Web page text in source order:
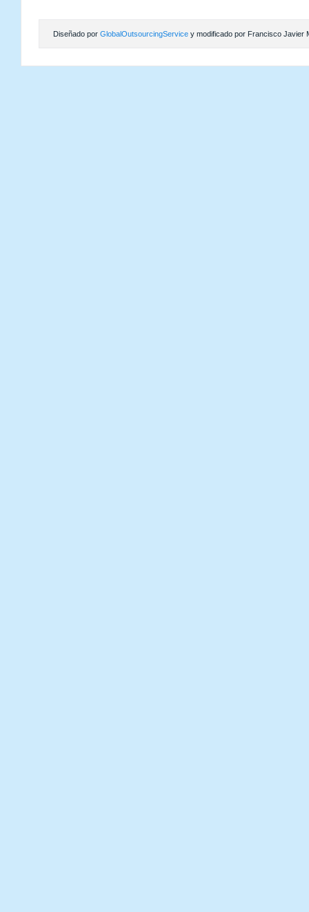
Diseñado por GlobalOutsourcingService y modificado por Francisco Javier